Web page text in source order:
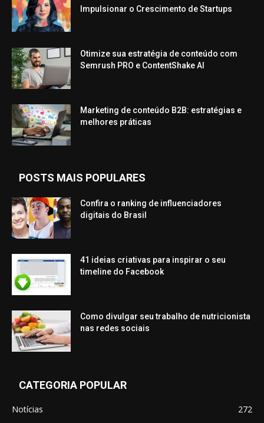
Impulsionar o Crescimento de Startups
Otimize sua estratégia de conteúdo com
Semrush PRO e ContentShake AI
Marketing de conteúdo B2B: estratégias e
melhores práticas
POSTS MAIS POPULARES
Confira o ranking de influenciadores
digitais do Brasil
41 ideias criativas para inspirar o seu
timeline do Facebook
Como divulgar seu trabalho de nutricionista
nas redes sociais
CATEGORIA POPULAR
Notícias
272